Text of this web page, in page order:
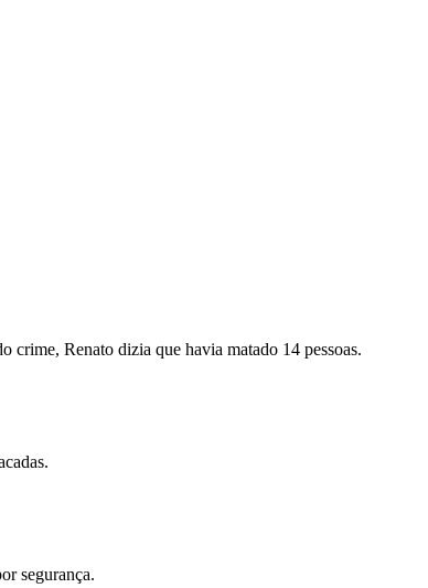
crime, Renato dizia que havia matado 14 pessoas.
segurança.